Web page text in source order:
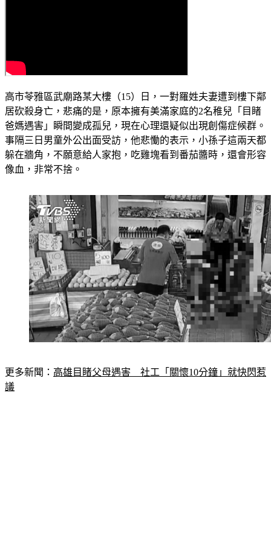
高市苓雅區武廟路某大樓（15）日，一對羅姓夫妻遭到樓下鄰
居砍殺身亡，悲痛的是，原本擁有美滿家庭的2名稚兒「目睹
爸媽遇害」瞬間變成孤兒，現在心理還疑似出現創傷症候群。
事隔三日男童外公出面受訪，他悲慟的表示，小孫子這兩天都
躲在牆角，不願意給人家抱，吃雞塊看到番茄醬時，還會形容
更多新聞：